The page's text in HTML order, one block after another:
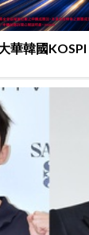
華韓國